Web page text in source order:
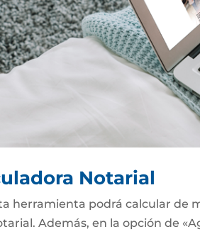
Notarial
herramienta podrá calcular de
Además, en la opción de